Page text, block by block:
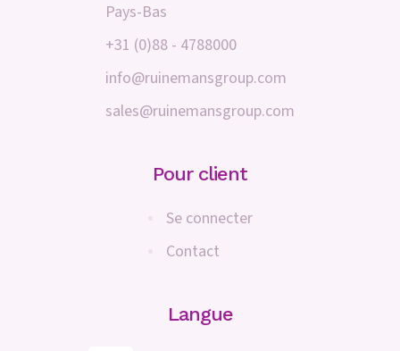
Pays-Bas
+31 (0)88 - 4788000
info@ruinemansgroup.com
sales@ruinemansgroup.com
Pour client
Se connecter
Contact
Langue